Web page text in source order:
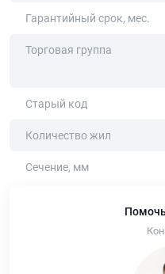
Гарантийный срок, мес.
Торговая группа
Старый код
Количество жил
Сечение, мм